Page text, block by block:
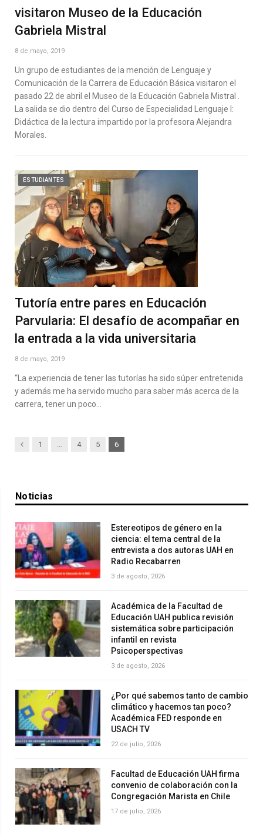
visitaron Museo de la Educación
Gabriela Mistral
8 de mayo, 2019
Un grupo de estudiantes de la mención de Lenguaje y
Comunicación de la Carrera de Educación Básica visitaron el
pasado 22 de abril el Museo de la Educación Gabriela Mistral .
La salida se dio dentro del Curso de Especialidad Lenguaje I:
Didáctica de la lectura impartido por la profesora Alejandra
Morales.
ESTUDIANTES
Tutoría entre pares en Educación
Parvularia: El desafío de acompañar en
la entrada a la vida universitaria
8 de mayo, 2019
“La experiencia de tener las tutorías ha sido súper entretenida
y además me ha servido mucho para saber más acerca de la
carrera, tener un poco…
Previous
1 … 4 5 6
Noticias
Estereotipos de género en la
ciencia: el tema central de la
entrevista a dos autoras UAH en
Radio Recabarren
3 de agosto, 2026
Académica de la Facultad de
Educación UAH publica revisión
sistemática sobre participación
infantil en revista
Psicoperspectivas
3 de agosto, 2026
¿Por qué sabemos tanto de cambio
climático y hacemos tan poco?
Académica FED responde en
USACH TV
22 de julio, 2026
Facultad de Educación UAH firma
convenio de colaboración con la
Congregación Marista en Chile
17 de julio, 2026